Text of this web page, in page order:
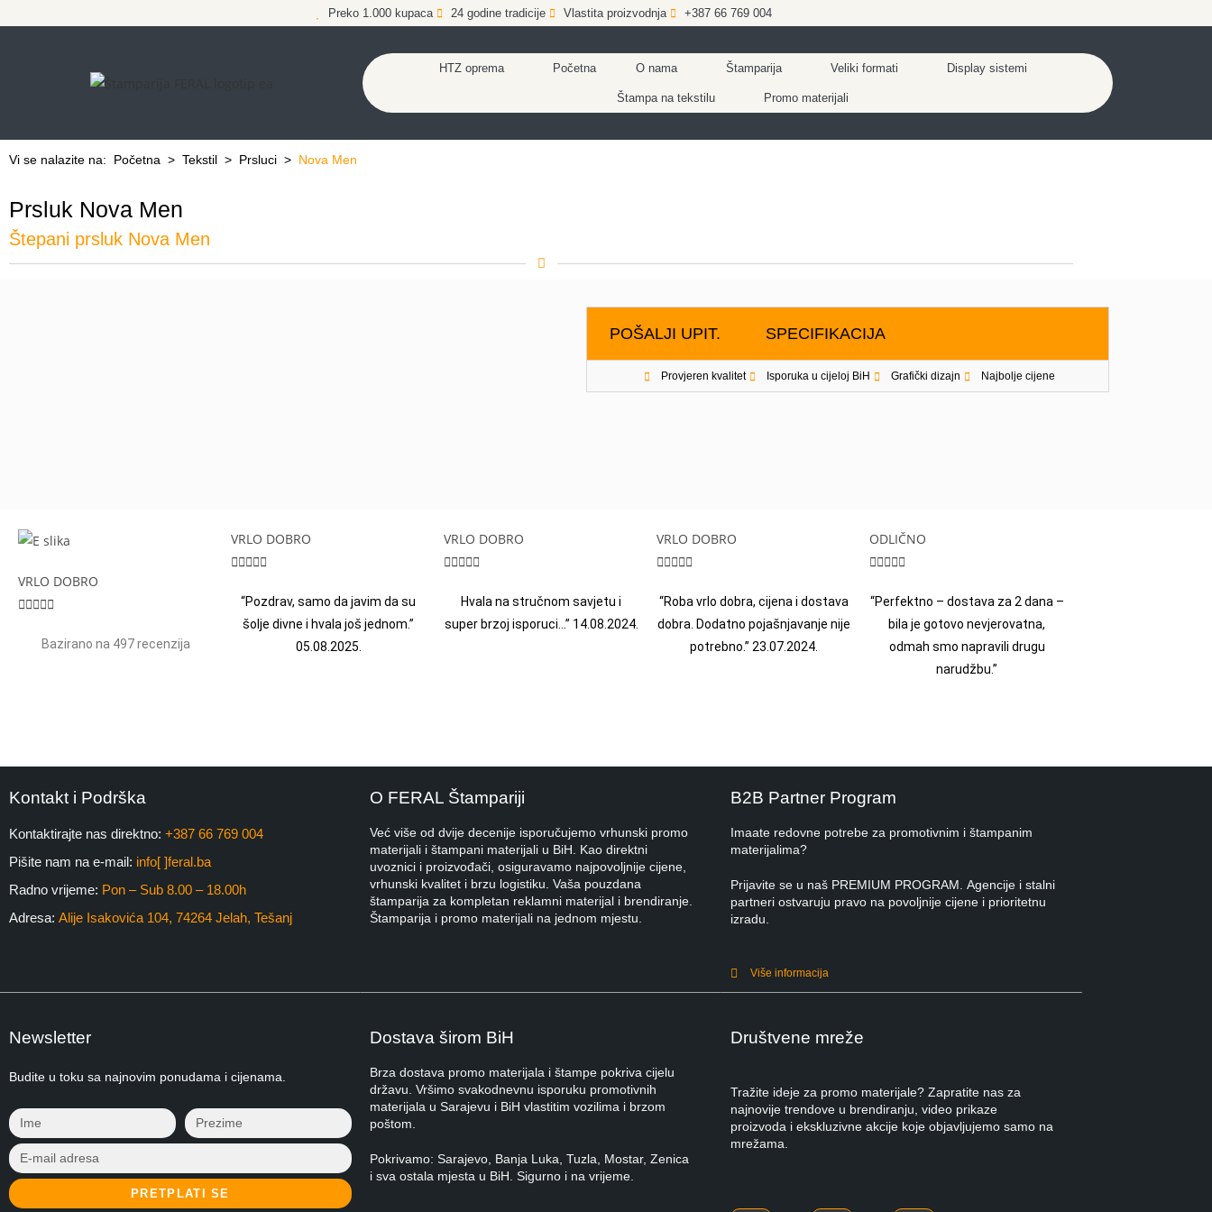
Preko 1.000 kupaca 24 godine tradicije Vlastita proizvodnja +387 66 769 004
HTZ oprema Početna O nama Štamparija Veliki formati Display sistemi
Štampa na tekstilu Promo materijali
Vi se nalazite na: Početna > Tekstil > Prsluci > Nova Men
Prsluk Nova Men
Štepani prsluk Nova Men
POŠALJI UPIT. SPECIFIKACIJA
Provjeren kvalitet Isporuka u cijeloj BiH Grafički dizajn Najbolje cijene
VRLO DOBRO

Bazirano na 497 recenzija
VRLO DOBRO

“Pozdrav, samo da javim da su
šolje divne i hvala još jednom.”
05.08.2025.
VRLO DOBRO

Hvala na stručnom savjetu i
super brzoj isporuci…” 14.08.2024.
VRLO DOBRO

“Roba vrlo dobra, cijena i dostava
dobra. Dodatno pojašnjavanje nije
potrebno.” 23.07.2024.
ODLIČNO

“Perfektno – dostava za 2 dana –
bila je gotovo nevjerovatna,
odmah smo napravili drugu
narudžbu.”
Kontakt i Podrška
Kontaktirajte nas direktno: +387 66 769 004
Pišite nam na e-mail: info[ ]feral.ba
Radno vrijeme: Pon – Sub 8.00 – 18.00h
Adresa: Alije Isakovića 104, 74264 Jelah, Tešanj
O FERAL Štampariji
Već više od dvije decenije isporučujemo vrhunski promo
materijali i štampani materijali u BiH. Kao direktni
uvoznici i proizvođači, osiguravamo najpovoljnije cijene,
vrhunski kvalitet i brzu logistiku. Vaša pouzdana
štamparija za kompletan reklamni materijal i brendiranje.
Štamparija i promo materijali na jednom mjestu.
B2B Partner Program
Imaate redovne potrebe za promotivnim i štampanim
materijalima?
Prijavite se u naš PREMIUM PROGRAM. Agencije i stalni
partneri ostvaruju pravo na povoljnije cijene i prioritetnu
izradu.
Više informacija
Newsletter
Budite u toku sa najnovim ponudama i cijenama.
PRETPLATI SE
Dostava širom BiH
Brza dostava promo materijala i štampe pokriva cijelu
državu. Vršimo svakodnevnu isporuku promotivnih
materijala u Sarajevu i BiH vlastitim vozilima i brzom
poštom.
Pokrivamo: Sarajevo, Banja Luka, Tuzla, Mostar, Zenica
i sva ostala mjesta u BiH. Sigurno i na vrijeme.
Društvene mreže
Tražite ideje za promo materijale? Zapratite nas za
najnovije trendove u brendiranju, video prikaze
proizvoda i ekskluzivne akcije koje objavljujemo samo na
mrežama.